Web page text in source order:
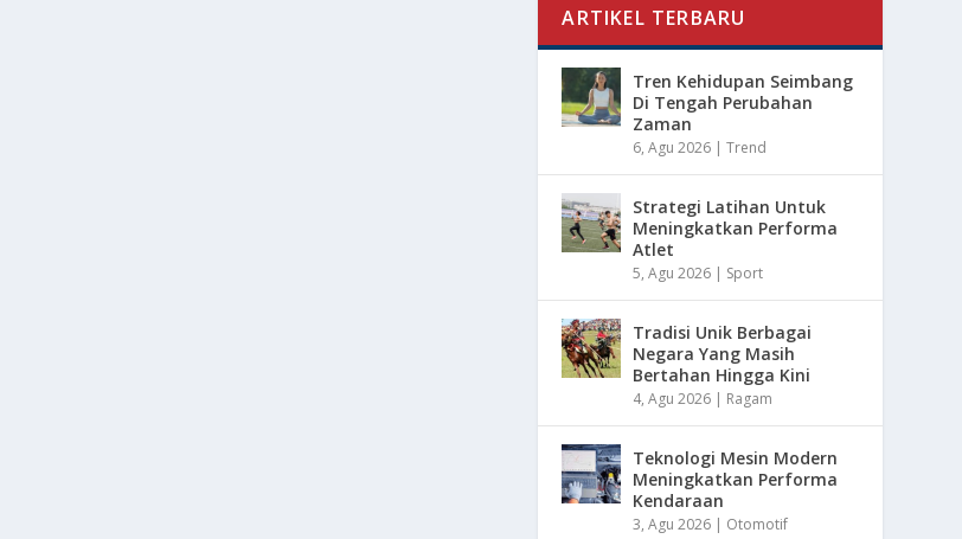
ARTIKEL TERBARU
Tren Kehidupan Seimbang
Di Tengah Perubahan
Zaman
6, Agu 2026 |Trend
Strategi Latihan Untuk
Meningkatkan Performa
Atlet
5, Agu 2026 | Sport
Tradisi Unik Berbagai
Negara Yang Masih
Bertahan Hingga Kini
4, Agu 2026 | Ragam
Teknologi Mesin Modern
Meningkatkan Performa
Kendaraan
3, Agu 2026 | Otomotif